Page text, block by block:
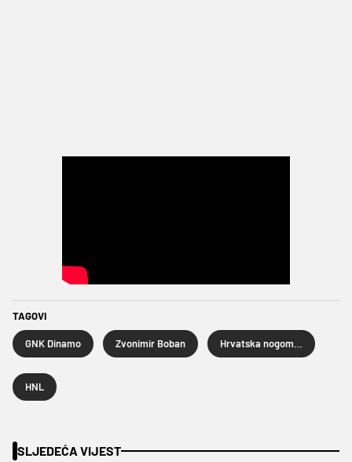
TAGOVI
GNK Dinamo Zvonimir Boban
HNL
SLJEDEĆA VIJEST